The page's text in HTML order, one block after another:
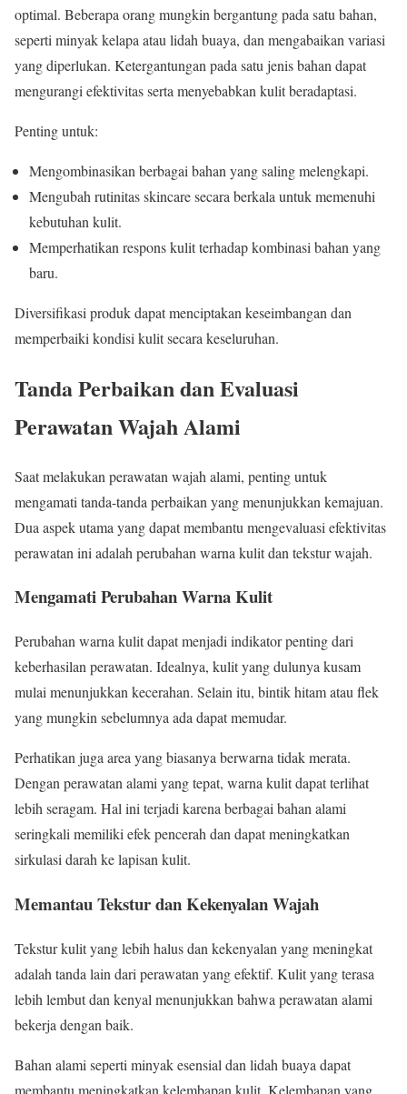
optimal. Beberapa orang mungkin bergantung pada satu bahan,
seperti minyak kelapa atau lidah buaya, dan mengabaikan variasi
yang diperlukan. Ketergantungan pada satu jenis bahan dapat
mengurangi efektivitas serta menyebabkan kulit beradaptasi.
Penting untuk:
Mengombinasikan berbagai bahan yang saling melengkapi.
Mengubah rutinitas skincare secara berkala untuk memenuhi
kebutuhan kulit.
Memperhatikan respons kulit terhadap kombinasi bahan yang
baru.
Diversifikasi produk dapat menciptakan keseimbangan dan
memperbaiki kondisi kulit secara keseluruhan.
Tanda Perbaikan dan Evaluasi
Perawatan Wajah Alami
Saat melakukan perawatan wajah alami, penting untuk
mengamati tanda-tanda perbaikan yang menunjukkan kemajuan.
Dua aspek utama yang dapat membantu mengevaluasi efektivitas
perawatan ini adalah perubahan warna kulit dan tekstur wajah.
Mengamati Perubahan Warna Kulit
Perubahan warna kulit dapat menjadi indikator penting dari
keberhasilan perawatan. Idealnya, kulit yang dulunya kusam
mulai menunjukkan kecerahan. Selain itu, bintik hitam atau flek
yang mungkin sebelumnya ada dapat memudar.
Perhatikan juga area yang biasanya berwarna tidak merata.
Dengan perawatan alami yang tepat, warna kulit dapat terlihat
lebih seragam. Hal ini terjadi karena berbagai bahan alami
seringkali memiliki efek pencerah dan dapat meningkatkan
sirkulasi darah ke lapisan kulit.
Memantau Tekstur dan Kekenyalan Wajah
Tekstur kulit yang lebih halus dan kekenyalan yang meningkat
adalah tanda lain dari perawatan yang efektif. Kulit yang terasa
lebih lembut dan kenyal menunjukkan bahwa perawatan alami
bekerja dengan baik.
Bahan alami seperti minyak esensial dan lidah buaya dapat
membantu meningkatkan kelembapan kulit. Kelembapan yang